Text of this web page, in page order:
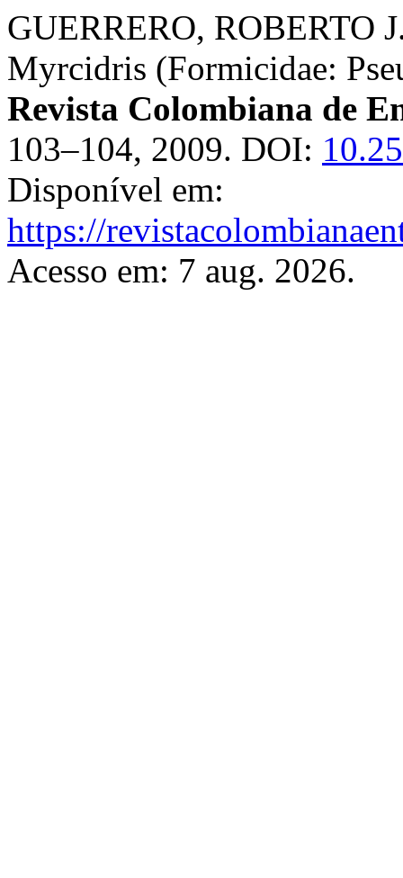
GUERRERO, ROBERTO
Myrcidris (Formicidae:
Revista Colombiana de
103–104, 2009. DOI:
Disponível em:
https://
Acesso em: 7 aug. 2026.